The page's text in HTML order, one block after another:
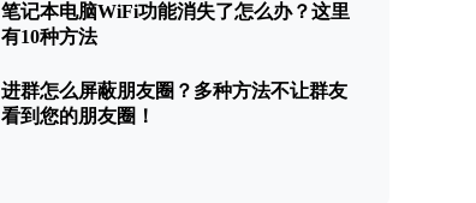
笔记本电脑WiFi功能消失了怎么办？这里
有10种方法
进群怎么屏蔽朋友圈？多种方法不让群友
看到您的朋友圈！